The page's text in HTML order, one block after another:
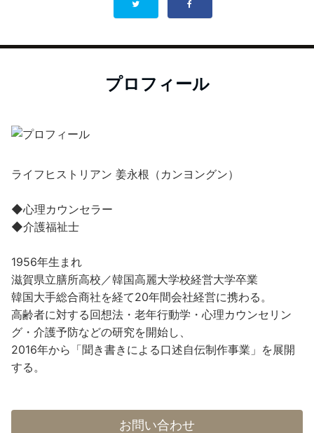
プロフィール
ライフヒストリアン 姜永根（カンヨングン）
◆心理カウンセラー
◆介護福祉士
1956年生まれ
滋賀県立膳所高校／韓国高麗大学校経営大学卒業
韓国大手総合商社を経て20年間会社経営に携わる。
高齢者に対する回想法・老年行動学・心理カウンセリン
グ・介護予防などの研究を開始し、
2016年から「聞き書きによる口述自伝制作事業」を展開
する。
お問い合わせ